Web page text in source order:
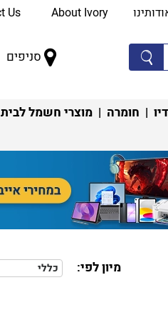
About Ivory
סניפים
| חומרה | מוצרי חשמל לבית
מיון לפי: כללי